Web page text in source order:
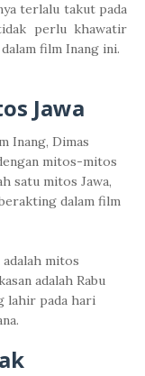
terlalu takut pada
perlu khawatir
film Inang ini.
Jawa
Inang, Dimas
mitos-mitos
satu mitos Jawa,
dalam film
mitos
adalah Rabu
lahir pada hari